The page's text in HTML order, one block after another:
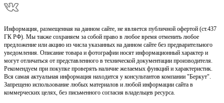
Информация, размещенная на данном сайте, не является публичной офертой (ст.437
ГК РФ). Мы также сохраняем за собой право в любое время отменить любое
предложение или акцию из числа указанных на данном сайте без предварительного
уведомления. Описание товара и фотографии носят информационный характер и
могут отличаться от представленного в технической документации производителя.
Рекомендуем при покупке проверять наличие желаемых функций и характеристик.
Вся самая актуальная информация находится у консультантов компании "Беркут".
Запрещено использование любых материалов и любой информации сайта в
коммерческих целях, без письменного согласия владельцев ресурса.